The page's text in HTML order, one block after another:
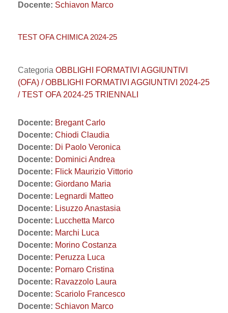
Docente: Schiavon Marco
TEST OFA CHIMICA 2024-25
Categoria OBBLIGHI FORMATIVI AGGIUNTIVI
(OFA) / OBBLIGHI FORMATIVI AGGIUNTIVI 2024-25
/ TEST OFA 2024-25 TRIENNALI
Docente: Bregant Carlo
Docente: Chiodi Claudia
Docente: Di Paolo Veronica
Docente: Dominici Andrea
Docente: Flick Maurizio Vittorio
Docente: Giordano Maria
Docente: Legnardi Matteo
Docente: Lisuzzo Anastasia
Docente: Lucchetta Marco
Docente: Marchi Luca
Docente: Morino Costanza
Docente: Peruzza Luca
Docente: Pornaro Cristina
Docente: Ravazzolo Laura
Docente: Scariolo Francesco
Docente: Schiavon Marco